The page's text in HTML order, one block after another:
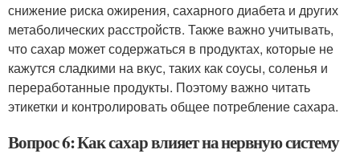
снижение риска ожирения, сахарного диабета и других
метаболических расстройств. Также важно учитывать,
что сахар может содержаться в продуктах, которые не
кажутся сладкими на вкус, таких как соусы, соленья и
переработанные продукты. Поэтому важно читать
этикетки и контролировать общее потребление сахара.
Вопрос 6: Как сахар влияет на нервную систему